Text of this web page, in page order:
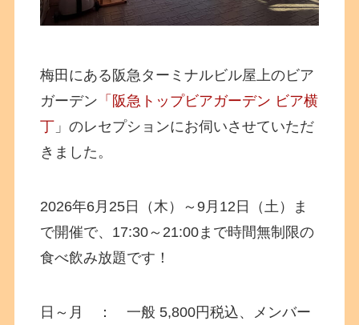
梅田にある阪急ターミナルビル屋上のビア
ガーデン 「阪急トップビアガーデン ビア横
丁 」のレセプションにお伺いさせていただ
きました。
2026年6月25日（木）～9月12日（土）ま
で開催で、17:30～21:00まで時間無制限の
食べ飲み放題です！
日～月 ： 一般 5,800円税込、メンバー